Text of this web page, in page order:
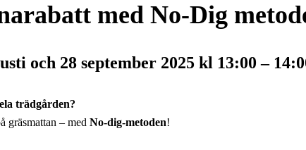
med No-Dig
och 28 september 2025 kl 13:00 –
trädgården?
gräsmattan – med No-dig-metoden!